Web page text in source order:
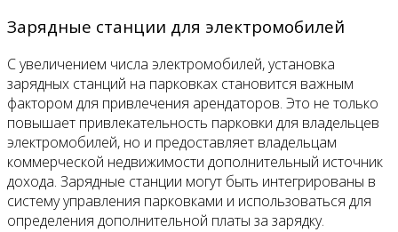
Зарядные станции для электромобилей
С увеличением числа электромобилей, установка
зарядных станций на парковках становится важным
фактором для привлечения арендаторов. Это не только
повышает привлекательность парковки для владельцев
электромобилей, но и предоставляет владельцам
коммерческой недвижимости дополнительный источник
дохода. Зарядные станции могут быть интегрированы в
систему управления парковками и использоваться для
определения дополнительной платы за зарядку.